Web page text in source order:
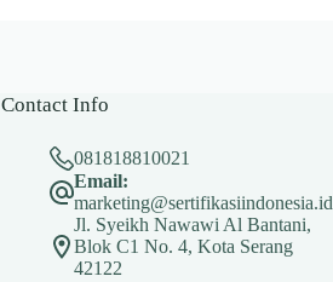
Contact Info
081818810021
Email:
marketing@sertifikasiindonesia.id
Jl. Syeikh Nawawi Al Bantani,
Blok C1 No. 4, Kota Serang
42122